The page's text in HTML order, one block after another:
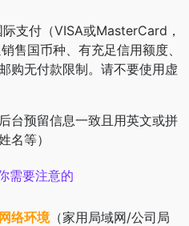
支付（VISA或MasterCard，
售国币种、有充足信用额度、
购无付款限制。请不要使用虚
台预留信息一致且用英文或拼
名等）
络环境（家用局域网/公司局